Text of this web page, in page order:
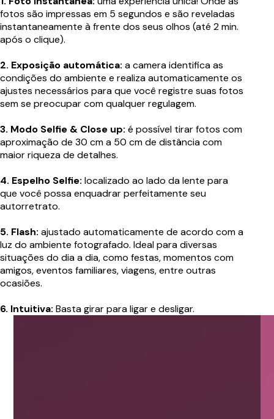
fotos são impressas em 5 segundos e são reveladas
instantaneamente à frente dos seus olhos (até 2 min.
após o clique).
2. Exposição automática: a camera identifica as
condições do ambiente e realiza automaticamente os
ajustes necessários para que você registre suas fotos
sem se preocupar com qualquer regulagem.
3. Modo Selfie & Close up: é possível tirar fotos com
aproximação de 30 cm a 50 cm de distância com
maior riqueza de detalhes.
4. Espelho Selfie: localizado ao lado da lente para
que você possa enquadrar perfeitamente seu
autorretrato.
5. Flash: ajustado automaticamente de acordo com a
luz do ambiente fotografado. Ideal para diversas
situações do dia a dia, como festas, momentos com
amigos, eventos familiares, viagens, entre outras
ocasiões.
6. Intuitiva: Basta girar para ligar e desligar.